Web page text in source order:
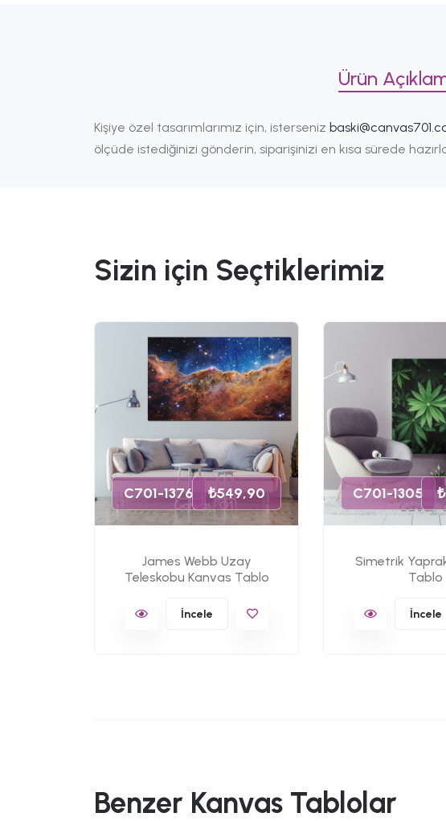
Ürün
Kişiye özel tasarımlarımız için, isterseniz
ölçüde istediğinizi gönderin, siparişinizi en kısa sürede
Sizin için Seçtiklerimiz
C701-1376 ₺549,90
James Webb Uzay
Teleskobu Kanvas Tablo
İncele
C701-1305
Simetrik
Tablo
İncele
Benzer Kanvas Tablolar